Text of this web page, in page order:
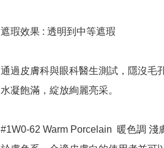
遮瑕效果 : 透明到中等遮瑕
通過皮膚科與眼科醫生測試，隱沒毛
水凝飽滿，綻放絢麗亮采。
#1W0-62 Warm Porcelain  暖色調 淺